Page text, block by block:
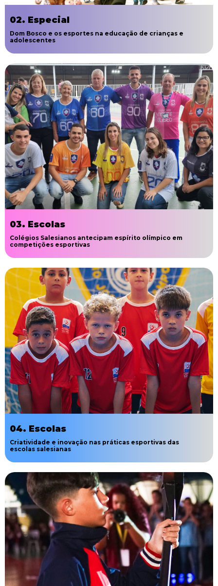
02. Especial
Dom Bosco e os esportes na educação de crianças e
adolescentes
03. Escolas
Colégios Salesianos antecipam espírito olímpico em
competições esportivas
04. Escolas
Criatividade e inovação nas práticas esportivas das
escolas salesianas